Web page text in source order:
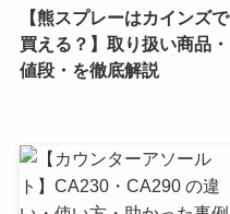
【熊スプレーはカインズで
買える？】取り扱い商品・
値段・を徹底解説